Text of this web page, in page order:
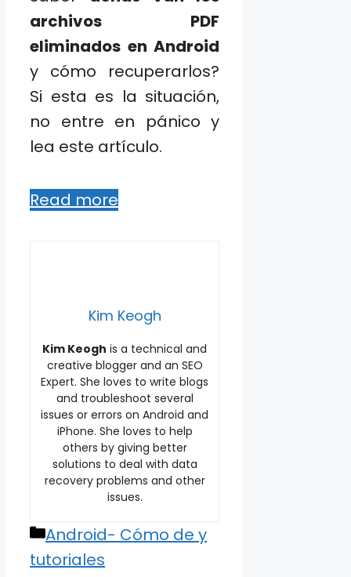
archivos PDF
eliminados en Android
y cómo recuperarlos?
Si esta es la situación,
no entre en pánico y
lea este artículo.
Read more
Kim Keogh
Kim Keogh is a technical and
creative blogger and an SEO
Expert. She loves to write blogs
and troubleshoot several
issues or errors on Android and
iPhone. She loves to help
others by giving better
solutions to deal with data
recovery problems and other
issues.
Categories
Android- Cómo de y
tutoriales